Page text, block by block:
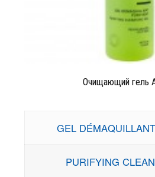
Очищающий гель
GEL
PURIFYING